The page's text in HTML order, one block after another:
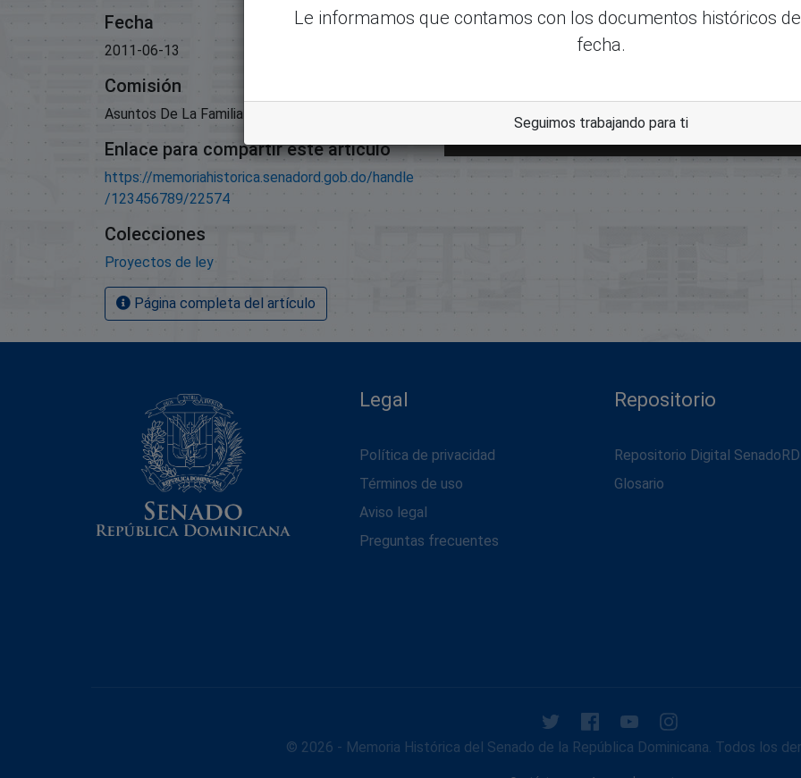
Fecha
2011-06-13
Comisión
Asuntos De La Familia Y Equidad De Género;
Enlace para compartir este artículo
https://memoriahistorica.senadord.gob.do/handle
/123456789/22574
Colecciones
Proyectos de ley
Página completa del artículo
Legal
Política de privacidad
Términos de uso
Aviso legal
Preguntas frecuentes
Repositorio
Repositorio Digital SenadoRD
Glosario
© 2026 - Memoria Histórica del Senado de la República Dominicana. Todos los
Le informamos que contamos con los documentos históricos
fecha.
Seguimos trabajando para ti